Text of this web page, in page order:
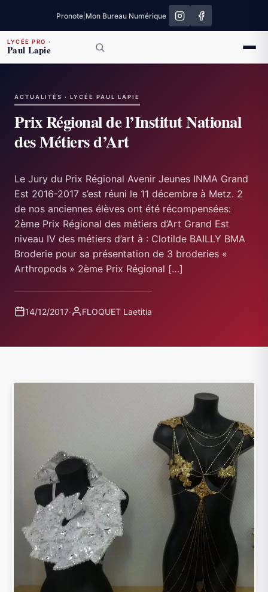
Pronote Mon Bureau Numérique
LYCÉE PRO ·
Paul Lapie
ACTUALITÉS · LYCÉE PAUL LAPIE
Prix Régional de l’Institut National
des Métiers d’Art
Le Jury du Prix Régional Avenir Jeunes INMA Grand
Est 2016-2017 s’est réuni le 11 décembre à Metz. 2
de nos anciennes élèves ont été récompensées:
2ème Prix Régional des métiers d’Art Grand Est
niveau IV des métiers d’art à : Clotilde BAILLY BMA
Broderie pour sa présentation de 3 broderies «
Arthropods » 2ème Prix Régional […]
14/12/2017· FLOQUET Laetitia